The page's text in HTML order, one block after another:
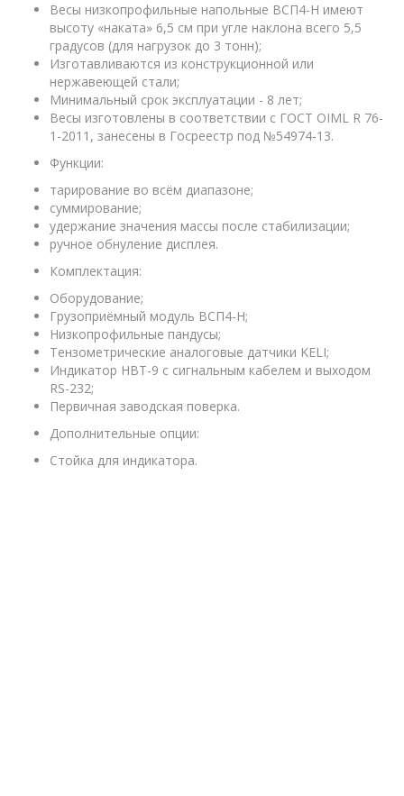
Весы низкопрофильные напольные ВСП4-Н имеют
высоту «наката» 6,5 см при угле наклона всего 5,5
градусов (для нагрузок до 3 тонн);
Изготавливаются из конструкционной или
нержавеющей стали;
Минимальный срок эксплуатации - 8 лет;
Весы изготовлены в соответствии с ГОСТ OIML R 76-
1-2011, занесены в Госреестр под №54974-13.
Функции:
тарирование во всём диапазоне;
суммирование;
удержание значения массы после стабилизации;
ручное обнуление дисплея.
Комплектация:
Оборудование;
Грузоприёмный модуль ВСП4-Н;
Низкопрофильные пандусы;
Тензометрические аналоговые датчики KELI;
Индикатор НВТ-9 с сигнальным кабелем и выходом
RS-232;
Первичная заводская поверка.
Дополнительные опции:
Стойка для индикатора.